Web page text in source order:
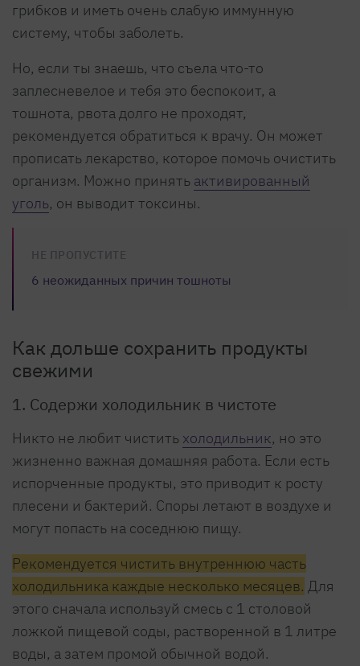
грибков и иметь очень слабую иммунную
систему, чтобы заболеть.
Но, если ты знаешь, что съела что-то
заплесневелое и тебя это беспокоит, а
тошнота, рвота долго не проходят,
рекомендуется обратиться к врачу. Он может
прописать лекарство, которое помочь очистить
организм. Можно принять активированный
уголь, он выводит токсины.
НЕ ПРОПУСТИТЕ
6 неожиданных причин тошноты
Как дольше сохранить продукты
свежими
1. Содержи холодильник в чистоте
Никто не любит чистить холодильник, но это
жизненно важная домашняя работа. Если есть
испорченные продукты, это приводит к росту
плесени и бактерий. Споры летают в воздухе и
могут попасть на соседнюю пищу.
Рекомендуется чистить внутреннюю часть
холодильника каждые несколько месяцев. Для
этого сначала используй смесь с 1 столовой
ложкой пищевой соды, растворенной в 1 литре
воды, а затем промой обычной водой.